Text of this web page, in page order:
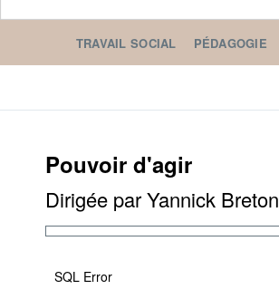
TRAVAIL SOCIAL PÉDAGOGIE
Pouvoir d'agir
Dirigée par Yannick Breton
SQL Error